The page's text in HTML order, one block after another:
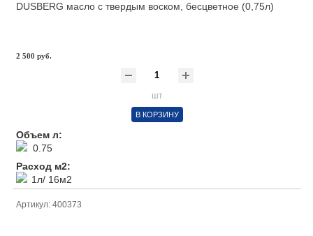
DUSBERG масло с твердым воском, бесцветное (0,75л)
2 500 руб.
шт
В КОРЗИНУ
Объем л:
0.75
Расход м2:
1л/ 16м2
Артикул: 400373